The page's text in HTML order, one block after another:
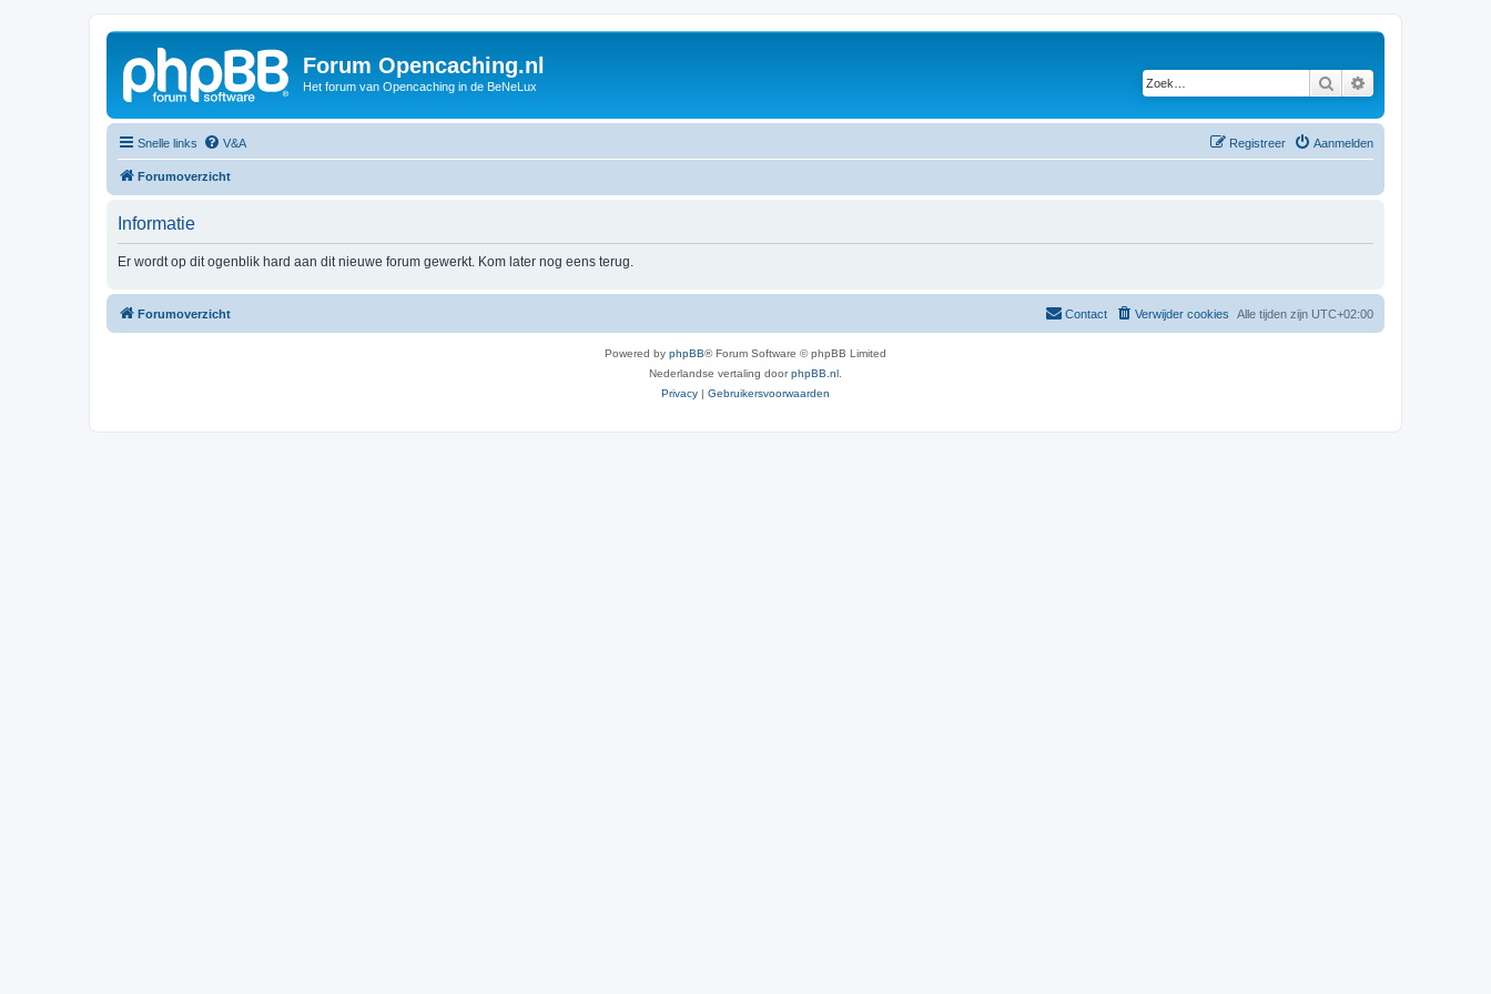
Forum Opencaching.nl
Het forum van Opencaching in de BeNeLux Zoek
Snelle links V&A Aanmelden
Registreer
Forumoverzicht
Informatie
Er wordt op dit ogenblik hard aan dit nieuwe forum gewerkt. Kom later nog eens terug.
Forumoverzicht Alle tijden zijn UTC+02:00
Verwijder cookies
Contact
Powered by phpBB® Forum Software © phpBB Limited
Nederlandse vertaling doorphpBB.nl
Privacy | Gebruikersvoorwaarden